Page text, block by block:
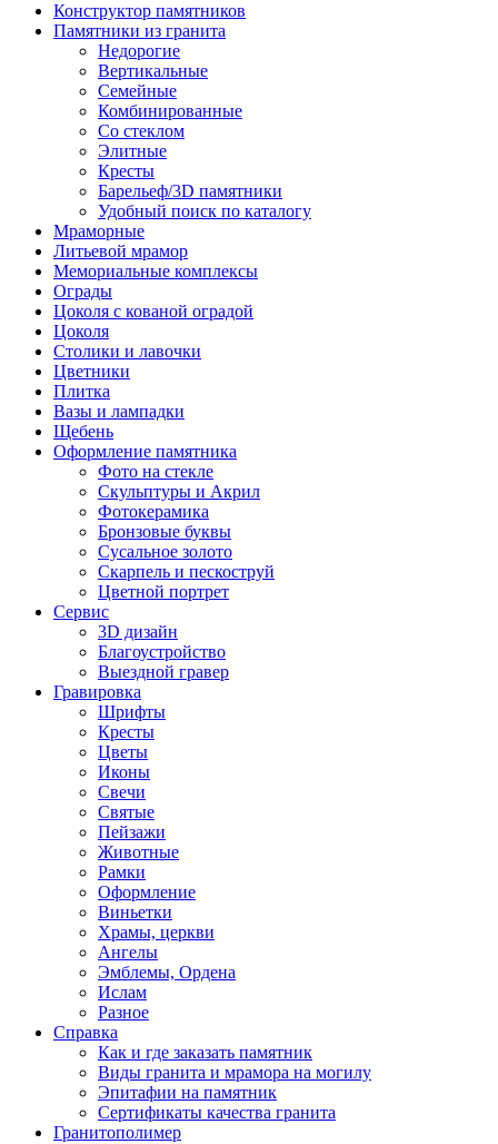
Конструктор памятников
Памятники из гранита
Недорогие
Вертикальные
Семейные
Комбинированные
Со стеклом
Элитные
Кресты
Барельеф/3D памятники
Удобный поиск по каталогу
Мраморные
Литьевой мрамор
Мемориальные комплексы
Ограды
Цоколя с кованой оградой
Цоколя
Столики и лавочки
Цветники
Плитка
Вазы и лампадки
Щебень
Оформление памятника
Фото на стекле
Скульптуры и Акрил
Фотокерамика
Бронзовые буквы
Сусальное золото
Скарпель и пескоструй
Цветной портрет
Сервис
3D дизайн
Благоустройство
Выездной гравер
Гравировка
Шрифты
Кресты
Цветы
Иконы
Свечи
Святые
Пейзажи
Животные
Рамки
Оформление
Виньетки
Храмы, церкви
Ангелы
Эмблемы, Ордена
Ислам
Разное
Справка
Как и где заказать памятник
Виды гранита и мрамора на могилу
Эпитафии на памятник
Сертификаты качества гранита
Гранитополимер